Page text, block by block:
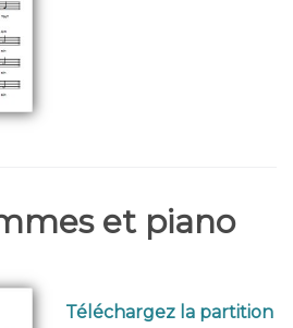
et piano
Téléchargez la partition